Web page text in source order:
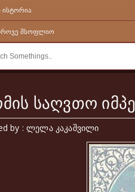
ᲘᲡᲢᲝᲠᲘᲐ
ᲛᲡᲝᲤᲚᲘᲝ
საღვთო
by : ლელა კაკაშვილი